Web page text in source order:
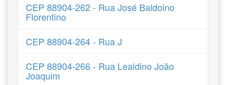
CEP 88904-262 - Rua José Baldoino
Florentino
CEP 88904-264 - Rua J
CEP 88904-266 - Rua Lealdino João
Joaquim